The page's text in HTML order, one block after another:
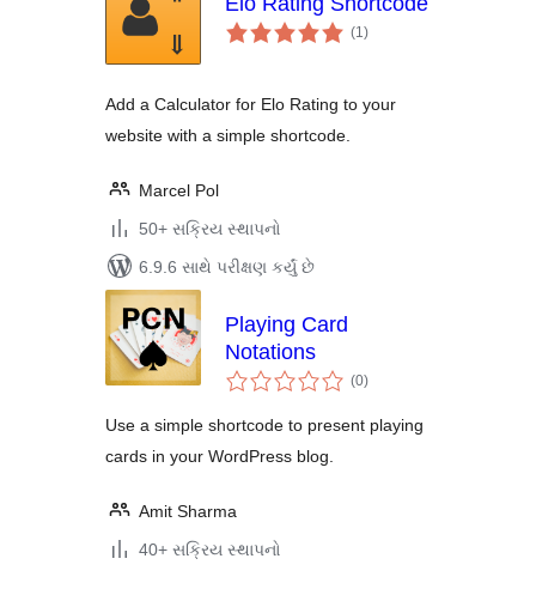
(1કુલ
રેટિંગ્સ
)
Add a Calculator for Elo Rating to your
website with a simple shortcode.
Marcel Pol
50+ સક્રિય સ્થાપનો
6.9.6 સાથે પરીક્ષણ કર્યું છે
Playing Card
Notations
(0કુલ
રેટિંગ્સ
)
Use a simple shortcode to present playing
cards in your WordPress blog.
Amit Sharma
40+ સક્રિય સ્થાપનો